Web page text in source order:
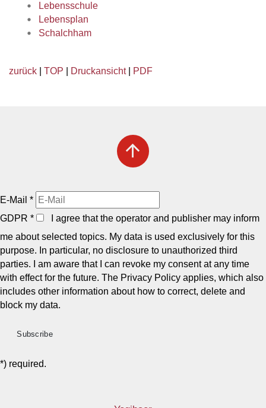
Lebensschule
Lebensplan
Schalchham
zurück TOP Druckansicht| PDF
arrow_upward
E-Mail *
GDPR *
I agree that the operator and publisher may inform
me about selected topics. My data is used exclusively for this
purpose. In particular, no disclosure to unauthorized third
parties. I am aware that I can revoke my consent at any time
with effect for the future. The Privacy Policy applies, which also
includes other information about how to correct, delete and
block my data.
*) required.